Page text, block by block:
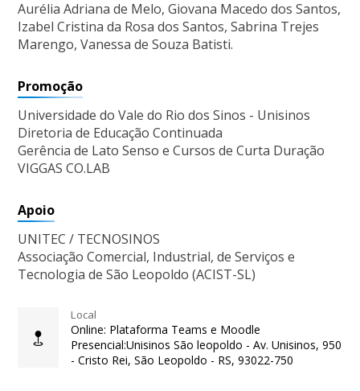
Aurélia Adriana de Melo, Giovana Macedo dos Santos,
Izabel Cristina da Rosa dos Santos, Sabrina Trejes
Marengo, Vanessa de Souza Batisti.
Promoção
Universidade do Vale do Rio dos Sinos - Unisinos
Diretoria de Educação Continuada
Gerência de Lato Senso e Cursos de Curta Duração
VIGGAS CO.LAB
Apoio
UNITEC / TECNOSINOS
Associação Comercial, Industrial, de Serviços e
Tecnologia de São Leopoldo (ACIST-SL)
Local
Online: Plataforma Teams e Moodle
Presencial:Unisinos São leopoldo - Av. Unisinos, 950
- Cristo Rei, São Leopoldo - RS, 93022-750